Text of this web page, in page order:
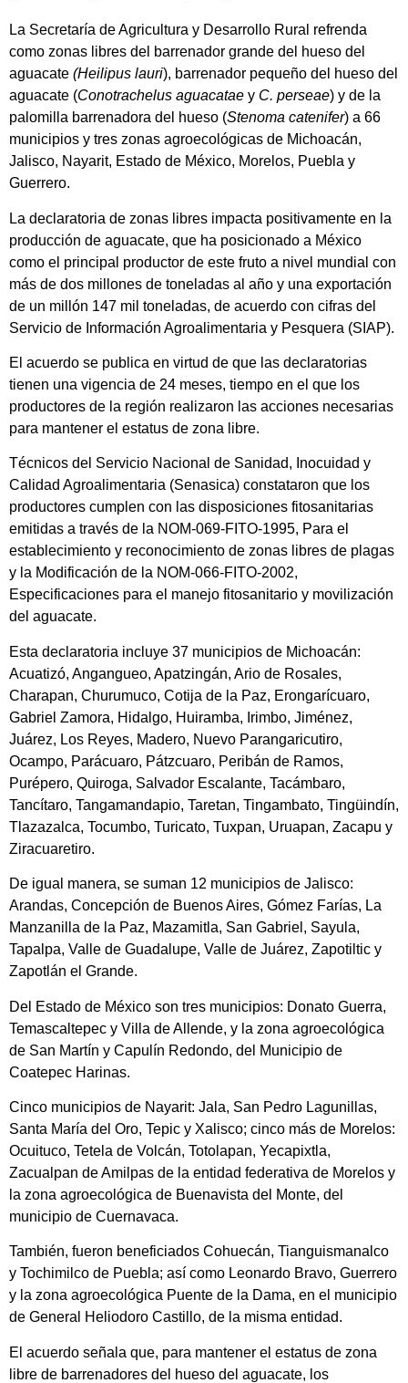
La Secretaría de Agricultura y Desarrollo Rural refrenda
como zonas libres del barrenador grande del hueso del
aguacate (Heilipus lauri), barrenador pequeño del hueso del
aguacate (Conotrachelus aguacatae y C. perseae) y de la
palomilla barrenadora del hueso (Stenoma catenifer) a 66
municipios y tres zonas agroecológicas de Michoacán,
Jalisco, Nayarit, Estado de México, Morelos, Puebla y
Guerrero.​
La declaratoria de zonas libres impacta positivamente en la
producción de aguacate, que ha posicionado a México
como el principal productor de este fruto a nivel mundial con
más de dos millones de toneladas al año y una exportación
de un millón 147 mil toneladas, de acuerdo con cifras del
Servicio de Información Agroalimentaria y Pesquera (SIAP).
El acuerdo se publica en virtud de que las declaratorias
tienen una vigencia de 24 meses, tiempo en el que los
productores de la región realizaron las acciones necesarias
para mantener el estatus de zona libre.
Técnicos del Servicio Nacional de Sanidad, Inocuidad y
Calidad Agroalimentaria (Senasica) constataron que los
productores cumplen con las disposiciones fitosanitarias
emitidas a través de la NOM-069-FITO-1995, Para el
establecimiento y reconocimiento de zonas libres de plagas
y la Modificación de la NOM-066-FITO-2002,
Especificaciones para el manejo fitosanitario y movilización
del aguacate.
Esta declaratoria incluye 37 municipios de Michoacán:
Acuatizó, Angangueo, Apatzingán, Ario de Rosales,
Charapan, Churumuco, Cotija de la Paz, Erongarícuaro,
Gabriel Zamora, Hidalgo, Huiramba, Irimbo, Jiménez,
Juárez, Los Reyes, Madero, Nuevo Parangaricutiro,
Ocampo, Parácuaro, Pátzcuaro, Peribán de Ramos,
Purépero, Quiroga, Salvador Escalante, Tacámbaro,
Tancítaro, Tangamandapio, Taretan, Tingambato, Tingüindín,
Tlazazalca, Tocumbo, Turicato, Tuxpan, Uruapan, Zacapu y
Ziracuaretiro.
De igual manera, se suman 12 municipios de Jalisco:
Arandas, Concepción de Buenos Aires, Gómez Farías, La
Manzanilla de la Paz, Mazamitla, San Gabriel, Sayula,
Tapalpa, Valle de Guadalupe, Valle de Juárez, Zapotiltic y
Zapotlán el Grande.
Del Estado de México son tres municipios: Donato Guerra,
Temascaltepec y Villa de Allende, y la zona agroecológica
de San Martín y Capulín Redondo, del Municipio de
Coatepec Harinas.
Cinco municipios de Nayarit: Jala, San Pedro Lagunillas,
Santa María del Oro, Tepic y Xalisco; cinco más de Morelos:
Ocuituco, Tetela de Volcán, Totolapan, Yecapixtla,
Zacualpan de Amilpas de la entidad federativa de Morelos y
la zona agroecológica de Buenavista del Monte, del
municipio de Cuernavaca.
También, fueron beneficiados Cohuecán, Tianguismanalco
y Tochimilco de Puebla; así como Leonardo Bravo, Guerrero
y la zona agroecológica Puente de la Dama, en el municipio
de General Heliodoro Castillo, de la misma entidad.
El acuerdo señala que, para mantener el estatus de zona
libre de barrenadores del hueso del aguacate, los